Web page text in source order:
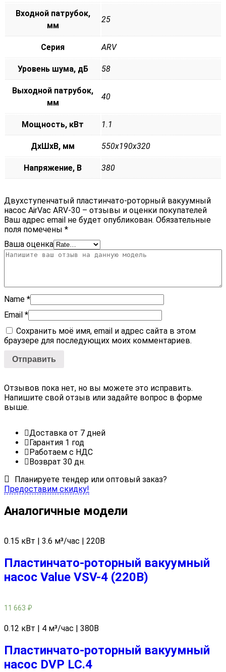
Входной патрубок,
мм
25
Серия ARV
Уровень шума, дБ 58
Выходной патрубок,
мм
40
Мощность, кВт 1.1
ДxШxВ, мм 550x190x320
Напряжение, В 380
Двухступенчатый пластинчато-роторный вакуумный
насос AirVac ARV-30 – отзывы и оценки покупателей
Ваш адрес email не будет опубликован. Обязательные
поля помечены *
Ваша оценка
Name *
Email *
Сохранить моё имя, email и адрес сайта в этом
браузере для последующих моих комментариев.
Отзывов пока нет, но вы можете это исправить.
Напишите свой отзыв или задайте вопрос в форме
выше.
Доставка от 7 дней
Гарантия 1 год
Работаем с НДС
Возврат 30 дн.
Планируете тендер или оптовый заказ?
Предоставим скидку!
Аналогичные модели
0.15 кВт | 3.6 м³/час | 220В
Пластинчато-роторный вакуумный
насос Value VSV-4 (220В)
11 663 ₽
0.12 кВт | 4 м³/час | 380В
Пластинчато-роторный вакуумный
насос DVP LC.4